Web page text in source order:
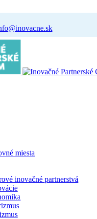
miesta
inovačné partnerstvá